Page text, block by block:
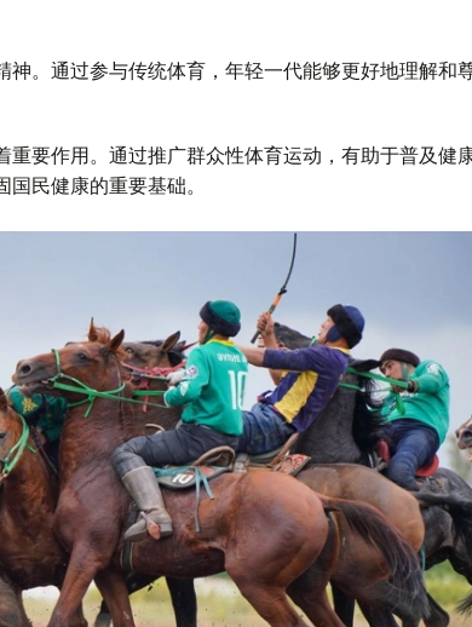
。通过参与传统体育，年轻一代能够更好地理解和
要作用。通过推广群众性体育运动，有助于普及健
民健康的重要基础。